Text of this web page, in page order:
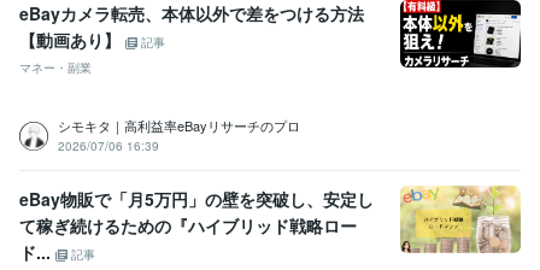
eBayカメラ転売、本体以外で差をつける方法
【動画あり】
記事
マネー・副業
シモキタ｜高利益率eBayリサーチのプロ
2026/07/06 16:39
eBay物販で「月5万円」の壁を突破し、安定し
て稼ぎ続けるための『ハイブリッド戦略ロー
ド...
記事